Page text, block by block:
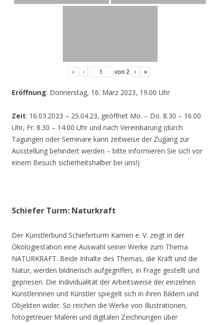
« ‹ von 2 › »
Eröffnung: Donnerstag, 16. März 2023, 19.00 Uhr
Zeit: 16.03.2023 – 25.04.23, geöffnet Mo. – Do. 8.30 – 16.00
Uhr, Fr. 8.30 – 14.00 Uhr und nach Vereinbarung (durch
Tagungen oder Seminare kann zeitweise der Zugang zur
Ausstellung behindert werden – bitte informieren Sie sich vor
einem Besuch sicherheitshalber bei uns!)
Schiefer Turm: Naturkraft
Der Künstlerbund Schieferturm Kamen e. V. zeigt in der
Ökologiestation eine Auswahl seiner Werke zum Thema
NATURKRAFT. Beide Inhalte des Themas, die Kraft und die
Natur, werden bildnerisch aufgegriffen, in Frage gestellt und
gepriesen. Die Individualität der Arbeitsweise der einzelnen
Künstlerinnen und Künstler spiegelt sich in ihren Bildern und
Objekten wider. So reichen die Werke von Illustrationen,
fotogetreuer Malerei und digitalen Zeichnungen über